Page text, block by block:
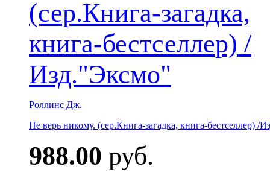
Роллинс Дж.
Не верь никому. (сер.Книга-загадка, книга-бестселлер) /
988.00 руб.